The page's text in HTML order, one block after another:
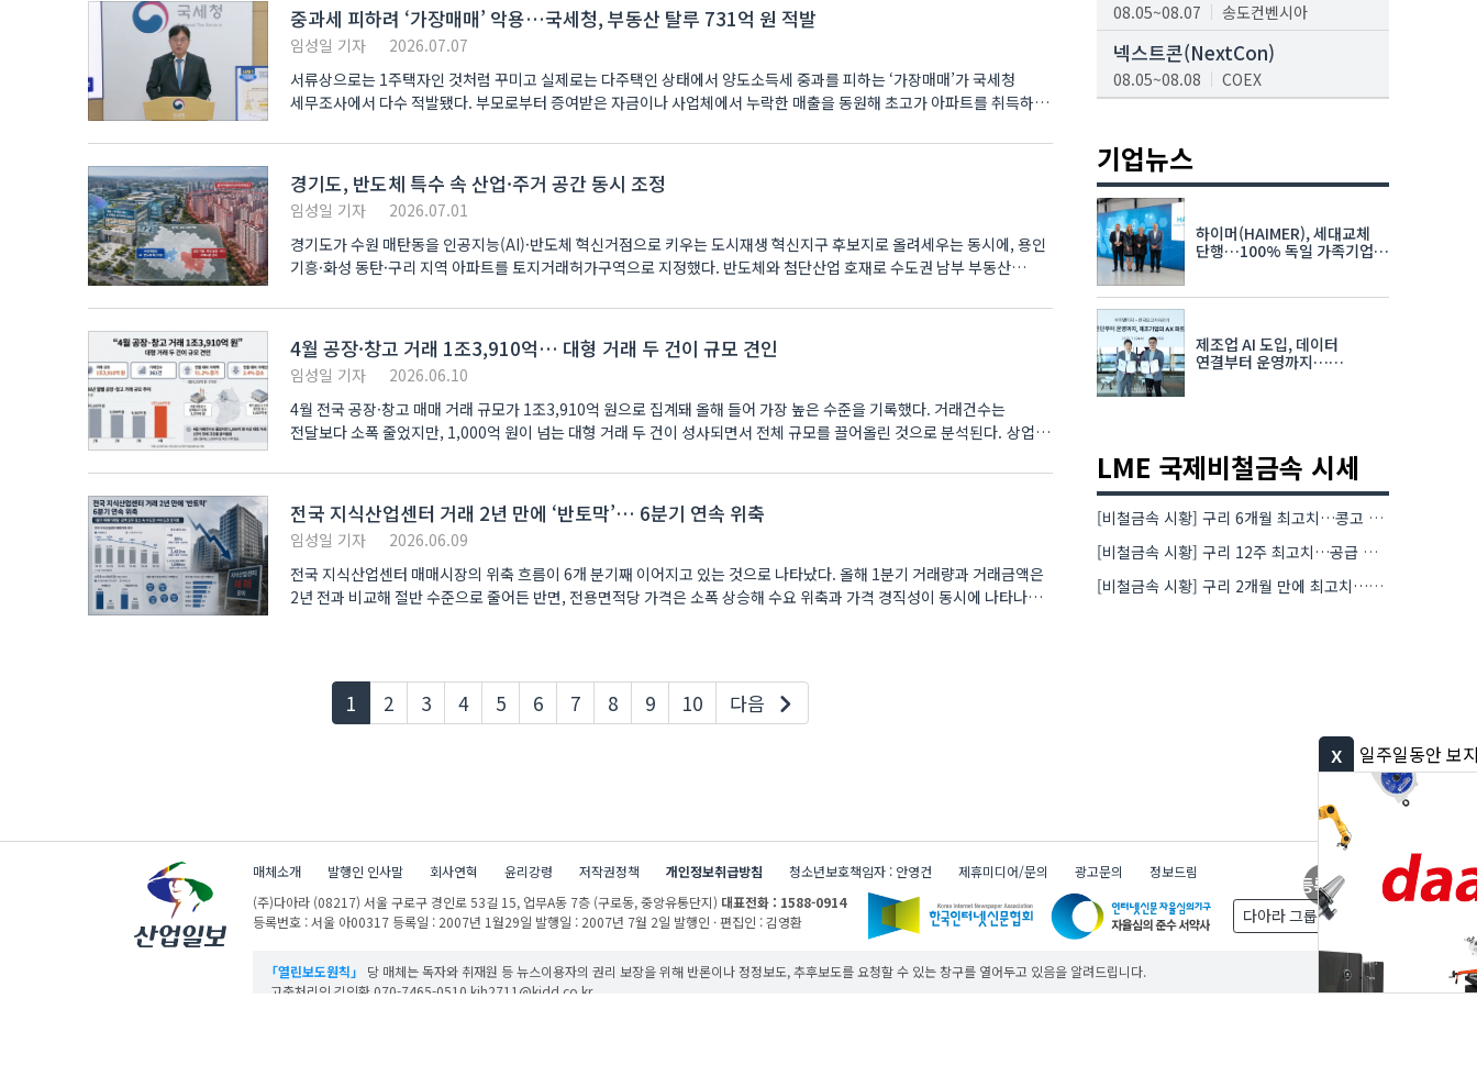
중과세 피하려 ‘가장매매’ 악용…국세청, 부동산 탈루 731억 원 적발
임성일 기자
2026.07.07
서류상으로는 1주택자인 것처럼 꾸미고 실제로는 다주택인 상태에서 양도소득세 중과를 피하는 ‘가장매매’가 국세청
세무조사에서 다수 적발됐다. 부모로부터 증여받은 자금이나 사업체에서 누락한 매출을 동원해 초고가 아파트를 취득하는
경기도, 반도체 특수 속 산업·주거 공간 동시 조정
임성일 기자
2026.07.01
경기도가 수원 매탄동을 인공지능(AI)·반도체 혁신거점으로 키우는 도시재생 혁신지구 후보지로 올려세우는 동시에, 용인
기흥·화성 동탄·구리 지역 아파트를 토지거래허가구역으로 지정했다. 반도체와 첨단산업 호재로 수도권 남부 부동산
4월 공장·창고 거래 1조3,910억… 대형 거래 두 건이 규모 견인
임성일 기자
2026.06.10
4월 전국 공장·창고 매매 거래 규모가 1조3,910억 원으로 집계돼 올해 들어 가장 높은 수준을 기록했다. 거래건수는
전달보다 소폭 줄었지만, 1,000억 원이 넘는 대형 거래 두 건이 성사되면서 전체 규모를 끌어올린 것으로 분석된다. 상업용
전국 지식산업센터 거래 2년 만에 ‘반토막’… 6분기 연속 위축
임성일 기자
2026.06.09
전국 지식산업센터 매매시장의 위축 흐름이 6개 분기째 이어지고 있는 것으로 나타났다. 올해 1분기 거래량과 거래금액은
2년 전과 비교해 절반 수준으로 줄어든 반면, 전용면적당 가격은 소폭 상승해 수요 위축과 가격 경직성이 동시에 나타나는
1 현재페이지
2 3 4 5 6 7 8 9 10 다음
08.05~08.07 송도컨벤시아
넥스트콘(NextCon)
08.05~08.08 COEX
08.19~08.21
K-PRINT
08.19~08.22
자율주행모빌리티산업전
08.25~08.27
차세대 반도체 패키징 산업전
08.26~08.28 수원컨벤션센터
기업뉴스
하이머(HAIMER), 세대교체
단행…100% 독일 가족기업
제조업 AI 도입, 데이터
연결부터 운영까지…
LME 국제비철금속 시세
[비철금속 시황] 구리 6개월 최고치…콩고 수출 규제에 공급 우려 확대
[비철금속 시황] 구리 12주 최고치…공급 부족 우려에 강세
[비철금속 시황] 구리 2개월 만에 최고치…재고 감소에 공급 부족 우려 확대
제품등록 무료제품등록 제품등록무료
일주일동안 보지 않기
매체소개 발행인 인사말 회사연혁 윤리강령 저작권정책 개인정보취급방침 청소년보호책임자 : 안영건 제휴미디어/문의 광고문의
정보드림
(주)다아라 (08217) 서울 구로구 경인로 53길 15,업무A동 7층 (구로동, 중앙유통단지) 대표전화 : 1588-0914
등록번호 : 서울 아00317 등록일 : 2007년 1월29일 발행일 : 2007년 7월 2일 발행인 · 편집인 : 김영환 다아라 그룹
「열린보도원칙」
당 매체는 독자와 취재원 등 뉴스이용자의 권리 보장을 위해 반론이나 정정보도, 추후보도를 요청할 수 있는 창구를 열어두고 있음을 알려드립니다.
고충처리인 김인환 070-7465-0510 kih2711@kidd.co.kr